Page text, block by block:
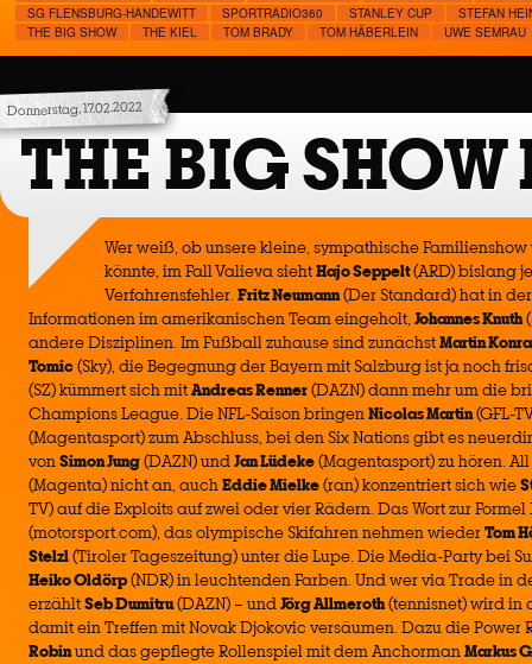
SG FLENSBURG-HANDEWITT
SPORTRADIO360 STANLEY CUP
STEFAN
THE BIG SHOW
THE KIEL TOM BRADY TOM HÄBERLEIN UWE SEMRAU
Donnerstag, 17.02.2022
THE BIG
Wer weiß, ob unsere kleine, sympathische
könnte, im Fall Valieva siehtHajo Seppelt(ARD) bislang
Verfahrensfehler.Fritz Neumann(Der Standard) hat in
Informationen im amerikanischen Team eingeholt, Johannes Knuth
andere Disziplinen. Im Fußball zuhause sind zunächstMartin
Tomic(Sky), die Begegnung der Bayern mit Salzburg ist ja noch
(SZ) kümmert sich mitAndreas Renner(DAZN) dann mehr um die
Champions League. Die NFL-Saison bringenNicolas Martin(GFL-
(Magentasport) zum Abschluss, bei den Six Nations gibt es
vonSimon Jung(DAZN) undJan Lüdeke(Magentasport) zu hören.
(Magenta) nicht an, auchEddie Mielke(ran) konzentriert sich wie
TV) auf die Exploits auf zwei oder vier Rädern. Das Wort zur Formel
(motorsport.com), das olympische Skifahren nehmen wiederTom
Stelzl(Tiroler Tageszeitung) unter die Lupe. Die Media-Party bei
Heiko Oldörp(NDR) in leuchtenden Farben. Und wer via Trade in
erzähltSeb Dumitru(DAZN) – undJörg Allmeroth(tennisnet) wird in
damit ein Treffen mit Novak Djokovic versäumen. Dazu die Power
Robinund das gepflegte Rollenspiel mit dem AnchormanMarkus